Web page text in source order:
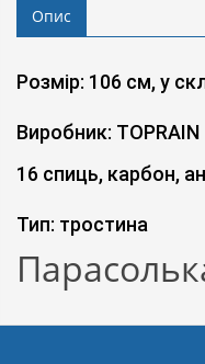
Опис
Розмір: 106 см, у
Виробник: TOPRAIN
16 спиць, карбон,
Тип: тростина